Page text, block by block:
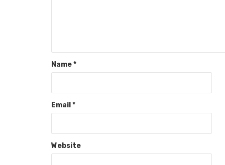
Name*
Email *
Website